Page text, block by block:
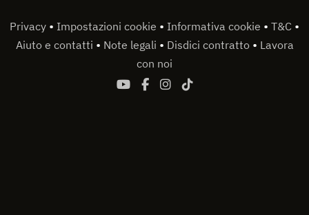
Privacy • Impostazioni cookie • Informativa cookie • T&C •
Aiuto e contatti • Note legali • Disdici contratto • Lavora
con noi